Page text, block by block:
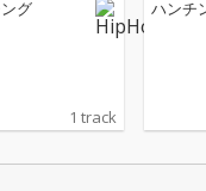
グ
1 track
ハンチ